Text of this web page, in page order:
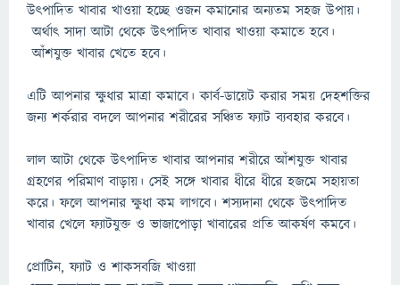
উৎপাদিত খাবার খাওয়া হচ্ছে ওজন কমানোর অন্যতম সহজ উপায়।
অর্থাৎ সাদা আটা থেকে উৎপাদিত খাবার খাওয়া কমাতে হবে।
আঁশযুক্ত খাবার খেতে হবে।
এটি আপনার ক্ষুধার মাত্রা কমাবে। কার্ব-ডায়েট করার সময় দেহশক্তির
জন্য শর্করার বদলে আপনার শরীরের সঞ্চিত ফ্যাট ব্যবহার করবে।
লাল আটা থেকে উৎপাদিত খাবার আপনার শরীরে আঁশযুক্ত খাবার
গ্রহণের পরিমাণ বাড়ায়। সেই সঙ্গে খাবার ধীরে ধীরে হজমে সহায়তা
করে। ফলে আপনার ক্ষুধা কম লাগবে। শস্যদানা থেকে উৎপাদিত
খাবার খেলে ফ্যাটযুক্ত ও ভাজাপোড়া খাবারের প্রতি আকর্ষণ কমবে।
প্রোটিন, ফ্যাট ও শাকসবজি খাওয়া